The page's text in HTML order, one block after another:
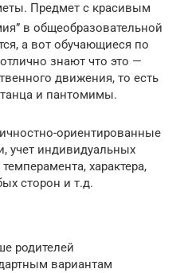
Предмет с красивым
в общеобразовательной
а вот обучающиеся по
знают что это —
движения, то есть
и пантомимы.
ориентированные
учет индивидуальных
характера,
сторон и т.д.
родителей
вариантам